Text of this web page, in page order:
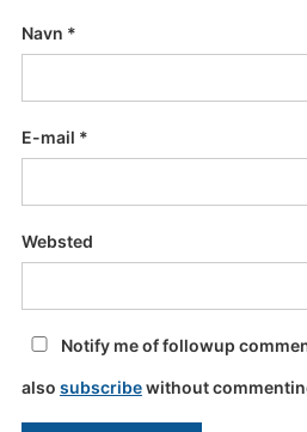
Navn *
E-mail *
Websted
Notify me of followup
also subscribewithout